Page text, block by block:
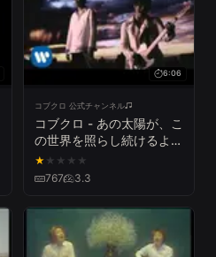
6:06
コブクロ 公式チャンネル
コブクロ - あの太陽が、こ
の世界を照らし続けるよう
に。
★ ★ ★ ★ ★
767 3.3